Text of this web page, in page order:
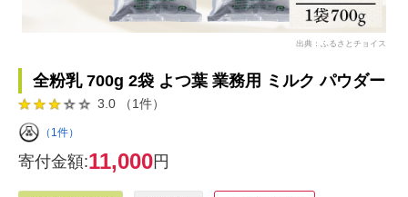
出典：ふるさとチョイス
全粉乳 700g 2袋 よつ葉 業務用 ミルク パウダー
3.0 （1件）
（1件）
寄付金額:11,000円